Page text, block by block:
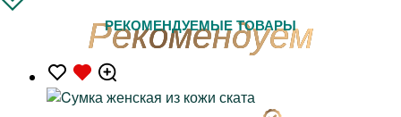
РЕКОМЕНДУЕМЫЕ ТОВАРЫ